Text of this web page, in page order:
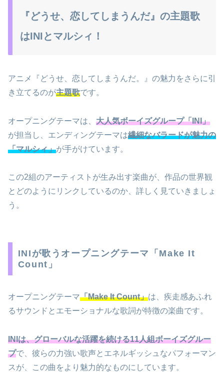
『どうせ、恋してしまうんだ』の主題歌
はINIとマルシィ！
アニメ『どうせ、恋してしまうんだ。』の魅力をさらに引
き立てるのが主題歌です。
オープニングテーマは、 大人気ボーイズグループ「INI」
が担当し、エンディングテーマは繊細なバラードが魅力の
「マルシィ」が手がけています。
この2組のアーティストが生み出す楽曲が、作品の世界観
とどのようにリンクしているのか、詳しく見ていきましょ
う。
INIが歌うオープニングテーマ「Make It
Count」
オープニングテーマ「Make It Count」は、疾走感あふれ
るサウンドとエモーショナルな歌詞が特徴の楽曲です。
INIは、グローバルな活躍を続ける11人組ボーイズグルー
プで、彼らの力強い歌声とエネルギッシュなパフォーマン
スが、この曲をより魅力的なものにしています。